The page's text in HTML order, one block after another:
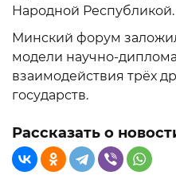
Народной Республикой.
Минский форум
модели научно-
взаимодействия трёх
государств.
Рассказать о